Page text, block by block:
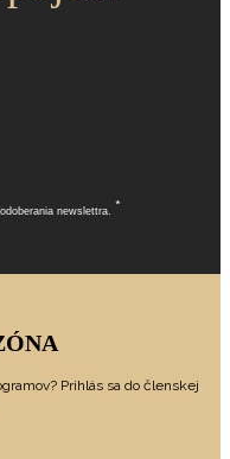
newslettra. *
Prihlás sa do členskej